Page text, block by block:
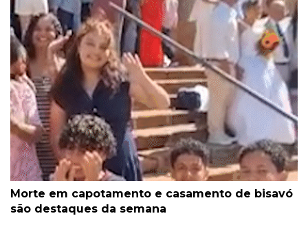
Morte em capotamento e casamento de bisavó
são destaques da semana